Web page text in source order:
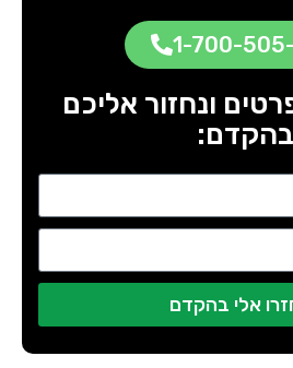
1-700-
ונחזור אליכם
בהקדם:
אלי בהקדם